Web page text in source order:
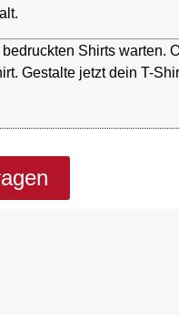
Shirts warten.
Gestalte jetzt dein T-